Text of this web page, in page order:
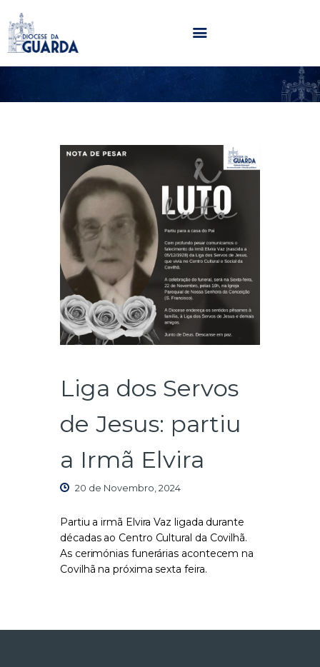
HOME
PARÓQUIAS
NOTÍCIAS
AGENDA
MULTIMÉDIA
SENTIR COM A IGREJA
CONTACTOS
Liga dos Servos
de Jesus: partiu
a Irmã Elvira
20 de Novembro, 2024
Partiu a irmã Elvira Vaz ligada durante
décadas ao Centro Cultural da Covilhã.
As cerimónias funerárias acontecem na
Covilhã na próxima sexta feira.